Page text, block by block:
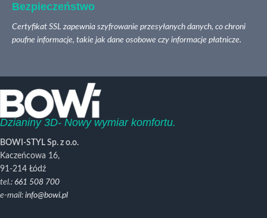
Bezpieczeństwo
Certyfikat SSL zapewnia szyfrowanie przesyłanych danych, co chroni
poufne informacje, takie jak dane osobowe czy informacje płatnicze.
Dzianiny 3D- Nowy wymiar komfortu.
BOWI-STYL Sp. z o.o.
Kaczeńcowa 16,
91-214 Łódź
tel.: 661 508 700
e-mail: info@bowi.pl